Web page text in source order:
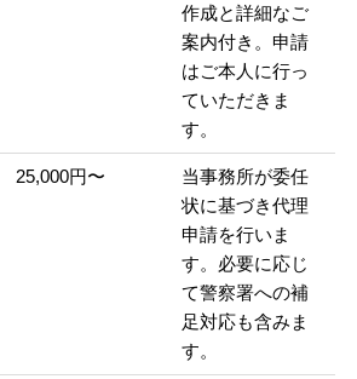
作成と詳細なご
案内付き。申請
はご本人に行っ
ていただきま
す。
25,000円〜
当事務所が委任
状に基づき代理
申請を行いま
す。必要に応じ
て警察署への補
足対応も含みま
す。